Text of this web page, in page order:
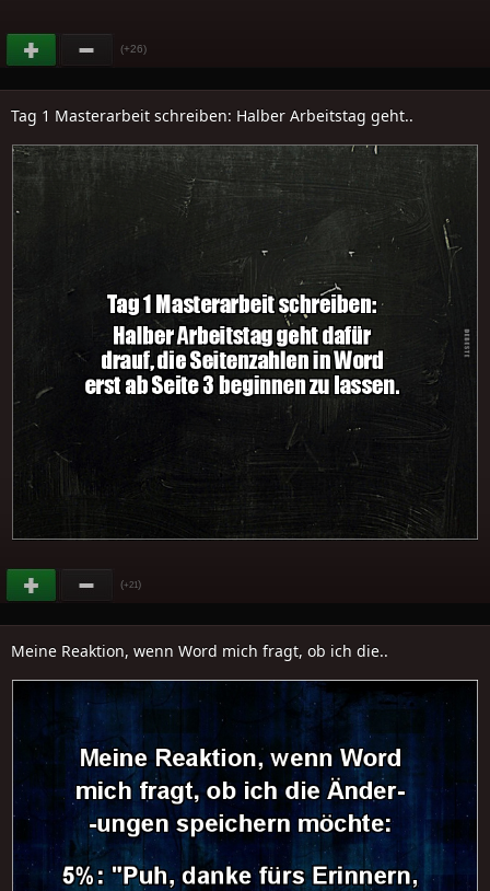
(+26)
Tag 1 Masterarbeit schreiben: Halber Arbeitstag geht..
(+21)
Meine Reaktion, wenn Word mich fragt, ob ich die..